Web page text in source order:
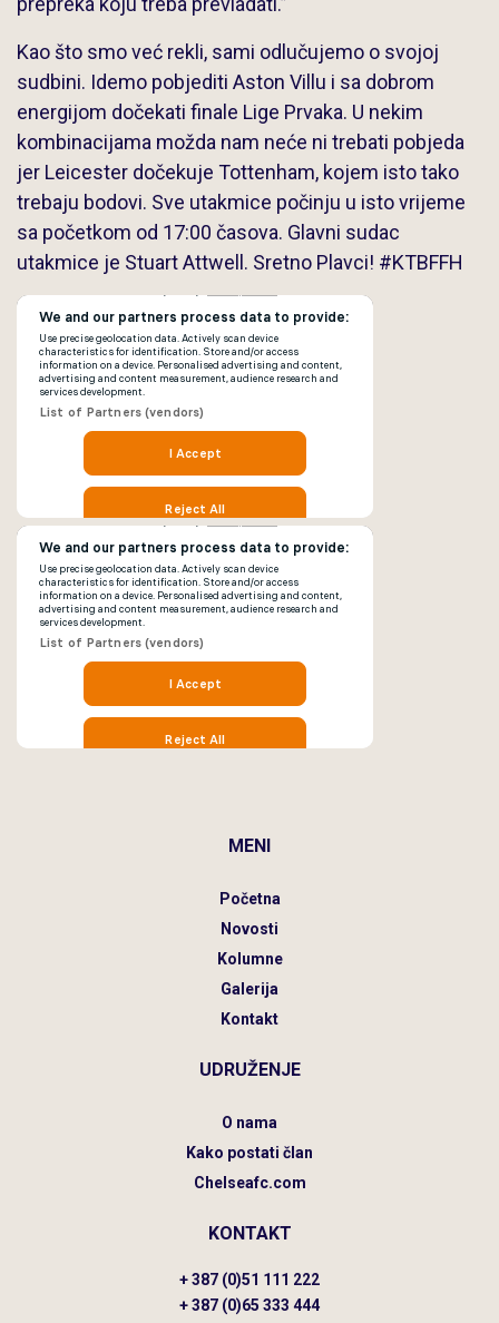
Kao što smo već rekli, sami odlučujemo o svojoj
sudbini. Idemo pobjediti Aston Villu i sa dobrom
energijom dočekati finale Lige Prvaka. U nekim
kombinacijama možda nam neće ni trebati pobjeda
jer Leicester dočekuje Tottenham, kojem isto tako
trebaju bodovi. Sve utakmice počinju u isto vrijeme
sa početkom od 17:00 časova. Glavni sudac
utakmice je Stuart Attwell. Sretno Plavci! #KTBFFH
MENI
Početna
Novosti
Kolumne
Galerija
Kontakt
UDRUŽENJE
O nama
Kako postati član
Chelseafc.com
KONTAKT
+ 387 (0)51 111 222
+ 387 (0)65 333 444